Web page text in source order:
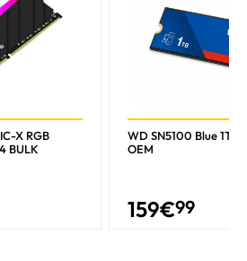
X RGB
BULK
WD SN5100 Blue 1To
OEM
159€99